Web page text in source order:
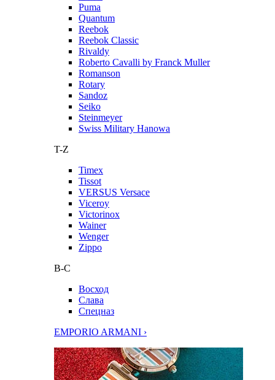
Puma
Quantum
Reebok
Reebok Classic
Rivaldy
Roberto Cavalli by Franck Muller
Romanson
Rotary
Sandoz
Seiko
Steinmeyer
Swiss Military Hanowa
T-Z
Timex
Tissot
VERSUS Versace
Viceroy
Victorinox
Wainer
Wenger
Zippo
В-С
Восход
Слава
Спецназ
EMPORIO ARMANI ›